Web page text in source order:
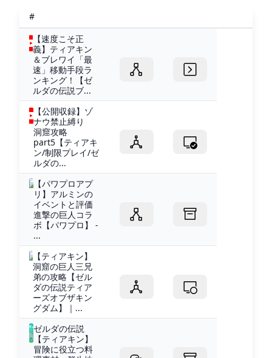
#
【速度こそ正
義】ティアキン
＆ブレワイ「最
速」移動手段ラ
ンキング！【ゼ
ルダの伝説ブ...
【公開収録】ゾ
ナウ禁止縛り
洞窟攻略
part5【ティアキ
ン/制限プレイ/ゼ
ルダの...
【パワプロアプ
リ】アルミンの
イベントと評価
進撃の巨人コラ
ボ【パワプロ】 -
...
【ティアキン】
洞窟の巨人三兄
弟の攻略【ゼル
ダの伝説ティア
ーズオブザキン
グダム】｜...
ゼルダの伝説
【ティアキン】
冒険に役立つ料